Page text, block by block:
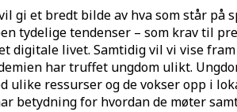
gi et bredt bilde av hva som står på
tydelige tendenser – som krav til
digitale livet. Samtidig vil vi vise
har truffet ungdom ulikt.
ulike ressurser og de vokser opp i
betydning for hvordan de møter